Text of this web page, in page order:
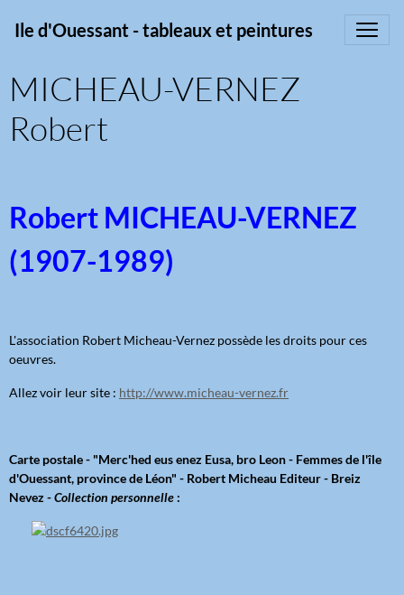
Ile d'Ouessant - tableaux et peintures
MICHEAU-VERNEZ
Robert
Robert MICHEAU-VERNEZ
(1907-1989)
L'association Robert Micheau-Vernez possède les droits pour ces
oeuvres.
Allez voir leur site : http://www.micheau-vernez.fr
Carte postale - "Merc'hed eus enez Eusa, bro Leon - Femmes de l'île
d'Ouessant, province de Léon" - Robert Micheau Editeur - Breiz
Nevez -Collection personnelle :